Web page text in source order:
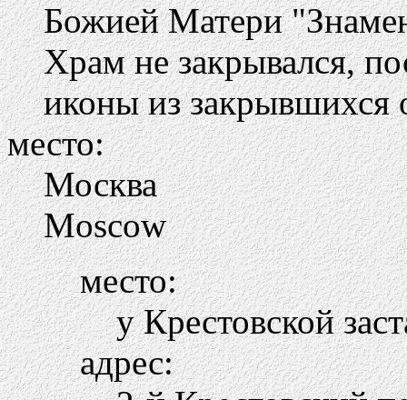
Божией Матери
Храм не закрывался,
иконы из закрывшихся
место:
Москва
Moscow
место:
у Крестовской
адрес: